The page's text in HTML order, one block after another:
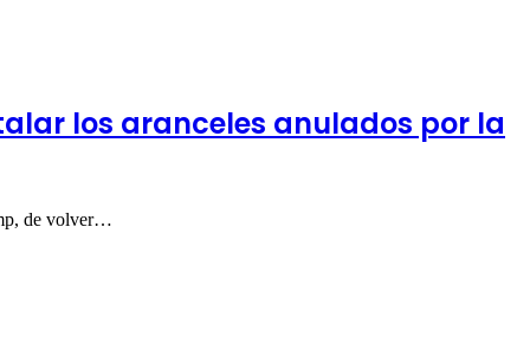
los aranceles anulados por la
de volver…